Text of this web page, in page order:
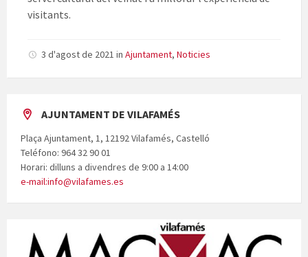
visitants.
3 d'agost de 2021 in Ajuntament, Noticies
AJUNTAMENT DE VILAFAMÉS
Plaça Ajuntament, 1, 12192 Vilafamés, Castelló
Teléfono: 964 32 90 01
Horari: dilluns a divendres de 9:00 a 14:00
e-mail:info@vilafames.es